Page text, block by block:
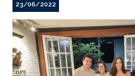
23/06/2022